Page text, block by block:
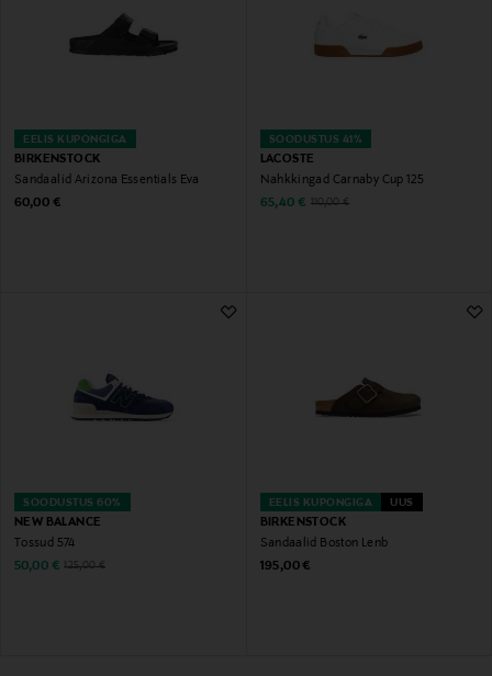
EELIS KUPONGIGA
BIRKENSTOCK
Sandaalid Arizona Essentials Eva
Original Price
60,00 €
SOODUSTUS 41%
LACOSTE
Nahkkingad Carnaby Cup 125
Discounted Price
65,40 € Original Price
110,00 €
SOODUSTUS 60%
NEW BALANCE
Tossud 574
Discounted Price
50,00 € Original Price
125,00 €
EELIS KUPONGIGA UUS
BIRKENSTOCK
Sandaalid Boston Lenb
Original Price
195,00 €